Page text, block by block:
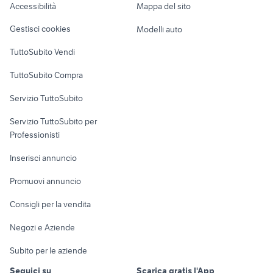
Loft, mansarde e
Informatica
Console e
Fotografia
Telefonia
Accessibilità
Gestisci cookies
TuttoSubito Vendi
TuttoSubito Compra
Servizio TuttoSubito
Servizio TuttoSubito per
Professionisti
Inserisci annuncio
Promuovi annuncio
Consigli per la vendita
Negozi e Aziende
Subito per le aziende
Mappa del sito
Modelli auto
Seguici su Scarica gratis l'App